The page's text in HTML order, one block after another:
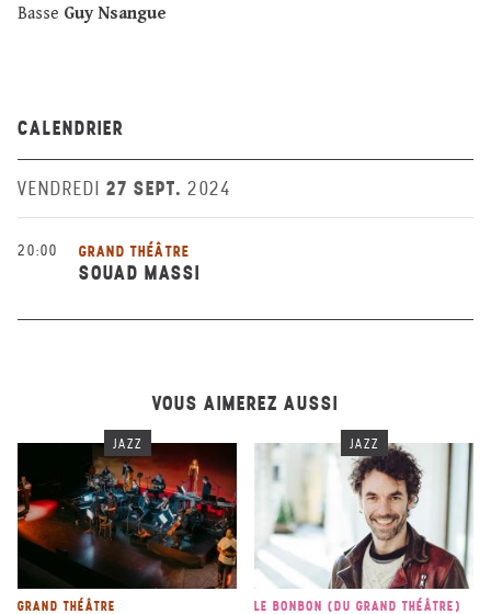
Basse Guy Nsangue
CALENDRIER
VENDREDI 27 SEPT. 2024
20:00 GRAND THÉÂTRE
SOUAD MASSI
VOUS AIMEREZ AUSSI
JAZZ
GRAND THÉÂTRE
JAZZ
LE BONBON (DU GRAND THÉÂTRE)